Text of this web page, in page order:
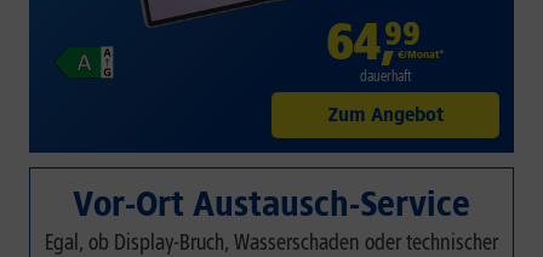
64,99
€/Monat*
dauerhaft
Zum Angebot
Vor-Ort Austausch-Service
Egal, ob Display-Bruch, Wasserschaden oder technischer